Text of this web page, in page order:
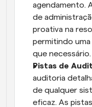
agendamento.
de
proativa na
permitindo
que necessário.
Pistas de
auditoria
de qualquer
eficaz. As